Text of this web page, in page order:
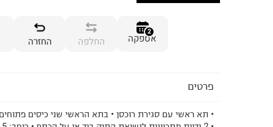
2
אספקה החלפה החזרה
פרטים
• תא ראשי עם סגירת רוכסן • בתא הראשי שני כיסים